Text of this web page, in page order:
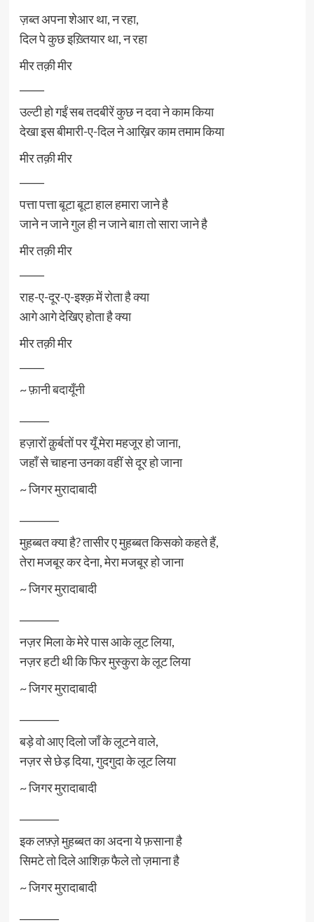
ज़ब्त अपना शेआर था, न रहा,
दिल पे कुछ इख़्तियार था, न रहा
मीर तक़ी मीर
उल्टी हो गईं सब तदबीरें कुछ न दवा ने काम किया
देखा इस बीमारी-ए-दिल ने आख़िर काम तमाम किया
मीर तक़ी मीर
पत्ता पत्ता बूटा बूटा हाल हमारा जाने है
जाने न जाने गुल ही न जाने बाग़ तो सारा जाने है
मीर तक़ी मीर
राह-ए-दूर-ए-इश्क़ में रोता है क्या
आगे आगे देखिए होता है क्या
मीर तक़ी मीर
~फ़ानी बदायूँनी
हज़ारों क़ुर्बतों पर यूँ मेरा महजूर हो जाना,
जहाँ से चाहना उनका वहीं से दूर हो जाना
~ जिगर मुरादाबादी
मुहब्बत क्या है? तासीर ए मुहब्बत किसको कहते हैं,
तेरा मजबूर कर देना, मेरा मजबूर हो जाना
~ जिगर मुरादाबादी
नज़र मिला के मेरे पास आके लूट लिया,
नज़र हटी थी कि फिर मुस्कुरा के लूट लिया
~ जिगर मुरादाबादी
बड़े वो आए दिलो जाँ के लूटने वाले,
नज़र से छेड़ दिया, गुदगुदा के लूट लिया
~ जिगर मुरादाबादी
इक लफ़्ज़े मुहब्बत का अदना ये फ़साना है
सिमटे तो दिले आशिक़ फैले तो ज़माना है
~ जिगर मुरादाबादी